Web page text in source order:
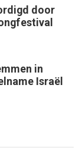
door
in
Israël